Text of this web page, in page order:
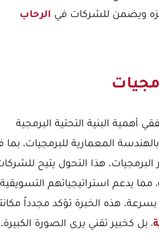
الرحاب
أهمية البنية التحتية البرمجية
المعمارية للبرمجيات، بما
. هذا التحول يتيح
مما يدعم استراتيجياتهم التسويقية
هذه الخبرة تؤكد مجدداً
، بل كخبير تقني يرى الصورة الكبيرة.